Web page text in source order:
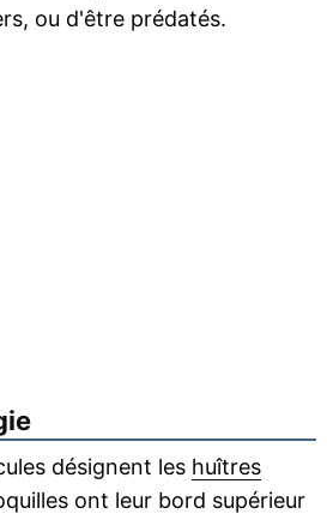
ou d'être prédatés.
désignent les huîtres
ont leur bord supérieur